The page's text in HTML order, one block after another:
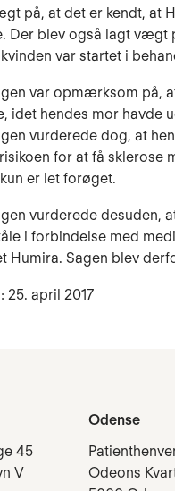
på, at det er kendt, at
Der blev også lagt
var startet i
var opmærksom på,
idet hendes mor havde
vurderede dog, at
for at få sklerose
er let forøget.
vurderede desuden,
i forbindelse med
Sagen blev
25. april 2017
45
V
Odense
Odeons